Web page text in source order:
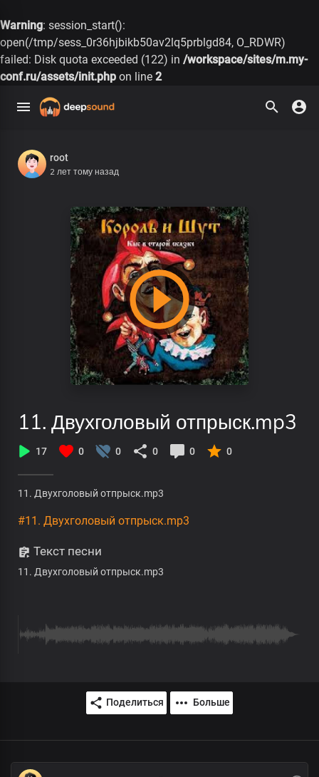
Warning: session_start():
open(/tmp/sess_0r36hjbikb50av2lq5prblgd84, O_RDWR)
failed: Disk quota exceeded (122) in /workspace/sites/m.my-
conf.ru/assets/init.php on line 2
root
2 лет тому назад
11. Двухголовый отпрыск.mp3
17 0 0 0 0 0
11. Двухголовый отпрыск.mp3
#11. Двухголовый отпрыск.mp3
Текст песни
11. Двухголовый отпрыск.mp3
Поделиться Больше